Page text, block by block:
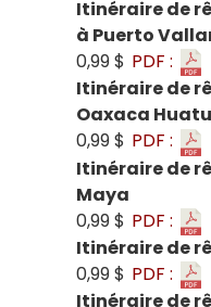
Itinéraire de
à Puerto
0,99 $ PDF :
Itinéraire de
Oaxaca
0,99 $ PDF :
Itinéraire de
Maya
0,99 $ PDF :
Itinéraire de
0,99 $ PDF :
Itinéraire de